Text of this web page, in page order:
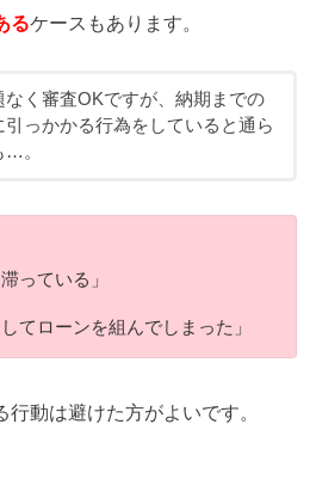
るケースもあります。
なく審査OKですが、納期までの
引っかかる行為をしていると通ら
…。
っている」
てローンを組んでしまった」
動は避けた方がよいです。